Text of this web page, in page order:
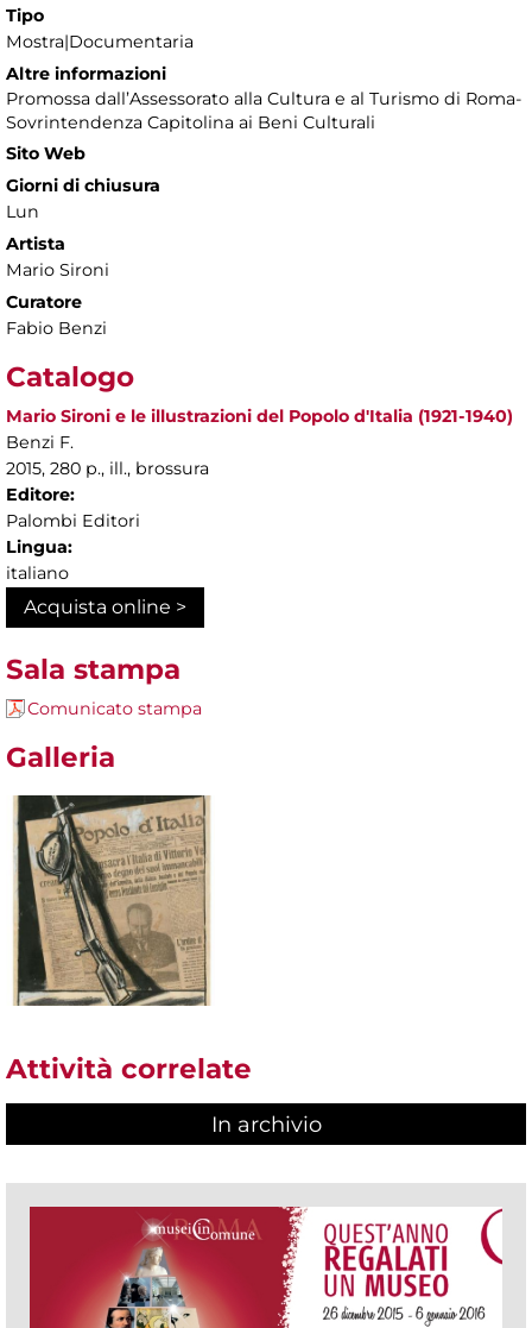
Tipo
Mostra|Documentaria
Altre informazioni
Promossa dall’Assessorato alla Cultura e al Turismo di Roma-
Sovrintendenza Capitolina ai Beni Culturali
Sito Web
Giorni di chiusura
Lun
Artista
Mario Sironi
Curatore
Fabio Benzi
Catalogo
Mario Sironi e le illustrazioni del Popolo d'Italia (1921-1940)
Benzi F.
2015, 280 p., ill., brossura
Editore:
Palombi Editori
Lingua:
italiano
Acquista online >
Sala stampa
Comunicato stampa
Galleria
Attività correlate
In archivio